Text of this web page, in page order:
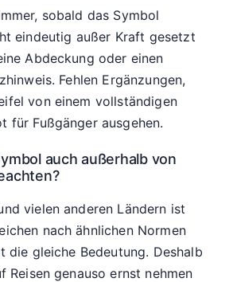
sobald das Symbol
eindeutig außer Kraft gesetzt
Abdeckung oder einen
Fehlen Ergänzungen,
von einem vollständigen
für Fußgänger ausgehen.
auch außerhalb von
vielen anderen Ländern ist
nach ähnlichen Normen
die gleiche Bedeutung. Deshalb
Reisen genauso ernst nehmen